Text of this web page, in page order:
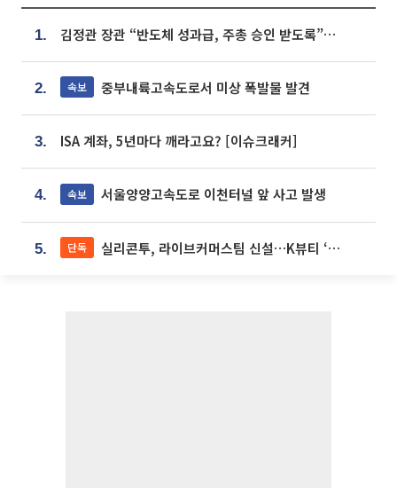
1. 김정관 장관 “반도체 성과급, 주총 승인 받도록”…상법·자본시장법 개정 시사
2. 속보 중부내륙고속도로서 미상 폭발물 발견
3. ISA 계좌, 5년마다 깨라고요? [이슈크래커]
4. 속보 서울양양고속도로 이천터널 앞 사고 발생
5. 단독 실리콘투, 라이브커머스팀 신설…K뷰티 ‘글로벌 판매망’ 확대[K뷰티 라방戰]